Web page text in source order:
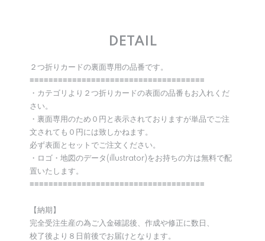
DETAIL
２つ折りカードの裏面専用の品番です。
≡≡≡≡≡≡≡≡≡≡≡≡≡≡≡≡≡≡≡≡≡≡≡≡≡≡≡≡≡≡≡≡≡≡≡≡≡
・カテゴリより２つ折りカードの表面の品番もお入れくだ
さい。
・裏面専用のため０円と表示されておりますが単品でご注
文されても０円には致しかねます。
必ず表面とセットでご注文ください。
・ロゴ・地図のデータ(illustrator)をお持ちの方は無料で配
置いたします。
≡≡≡≡≡≡≡≡≡≡≡≡≡≡≡≡≡≡≡≡≡≡≡≡≡≡≡≡≡≡≡≡≡≡≡≡≡
【納期】
完全受注生産の為ご入金確認後、作成や修正に数日、
校了後より８日前後でお届けとなります。